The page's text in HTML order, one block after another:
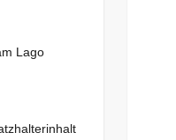
Lago